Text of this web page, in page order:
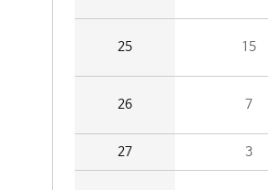
25 15
26 7
27 3